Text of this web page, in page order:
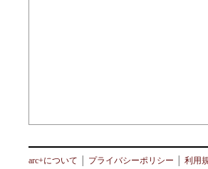
arc+について プライバシーポリシー 利用